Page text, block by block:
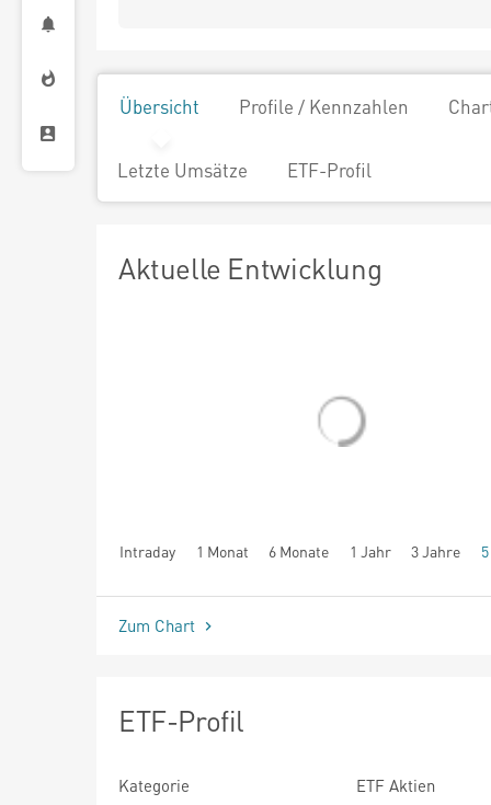
Übersicht Profile / Kennzahlen
Letzte Umsätze ETF-Profil
Aktuelle Entwicklung
Intraday 1 Monat 6 Monate 1 Jahr 3 Jahre
seit Beginn
Zum Chart
ETF-Profil
Kategorie
ETF Aktien